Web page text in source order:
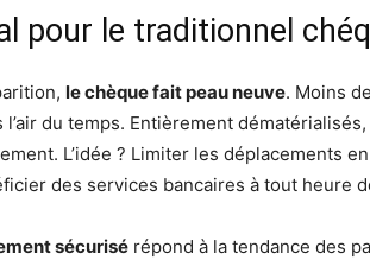
pour le traditionnel
le chèque fait peau neuve. Moins
du temps. Entièrement
L’idée ? Limiter les déplacements
des services bancaires à tout heure
sécurisé répond à la tendance des